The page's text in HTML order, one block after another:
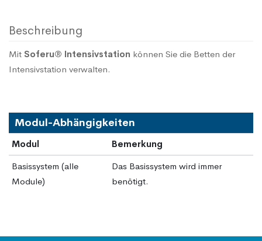
Beschreibung
Mit Soferu® Intensivstation können Sie die Betten der
Intensivstation verwalten.
Modul-Abhängigkeiten
Modul
Bemerkung
Basissystem (alle
Module)
Das Basissystem wird immer
benötigt.